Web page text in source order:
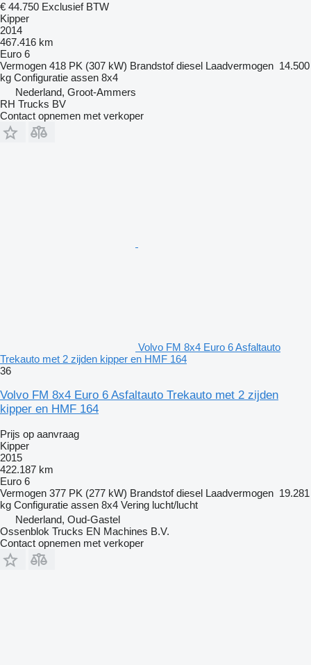
€ 44.750 Exclusief BTW
Kipper
2014
467.416 km
Euro 6
Vermogen 418 PK (307 kW) Brandstof diesel Laadvermogen 14.500
kg Configuratie assen 8x4
Nederland, Groot-Ammers
RH Trucks BV
Contact opnemen met verkoper
Volvo FM 8x4 Euro 6 Asfaltauto
Trekauto met 2 zijden kipper en HMF 164
36
Volvo FM 8x4 Euro 6 Asfaltauto Trekauto met 2 zijden
kipper en HMF 164
Prijs op aanvraag
Kipper
2015
422.187 km
Euro 6
Vermogen 377 PK (277 kW) Brandstof diesel Laadvermogen 19.281
kg Configuratie assen 8x4 Vering lucht/lucht
Nederland, Oud-Gastel
Ossenblok Trucks EN Machines B.V.
Contact opnemen met verkoper